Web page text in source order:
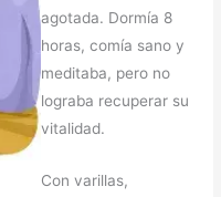
agotada. Dormía 8
horas, comía sano y
meditaba, pero no
lograba recuperar su
vitalidad.
Con varillas,